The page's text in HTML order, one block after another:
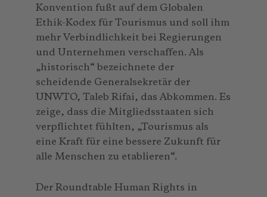
Konvention fußt auf dem Globalen
Ethik-Kodex für Tourismus und soll ihm
mehr Verbindlichkeit bei Regierungen
und Unternehmen verschaffen. Als
„historisch“ bezeichnete der
scheidende Generalsekretär der
UNWTO, Taleb Rifai, das Abkommen. Es
zeige, dass die Mitgliedsstaaten sich
verpflichtet fühlten, „Tourismus als
eine Kraft für eine bessere Zukunft für
alle Menschen zu etablieren“.
Der Roundtable Human Rights in